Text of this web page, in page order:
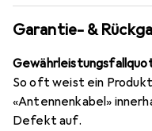
Garantie- &
So oft weist ein
«Antennenkabel»
Defekt auf.